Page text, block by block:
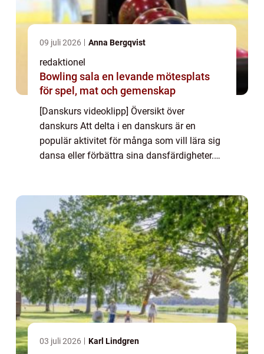
09 juli 2026 Anna Bergqvist
redaktionel
Bowling sala en levande mötesplats
för spel, mat och gemenskap
[Danskurs videoklipp] Översikt över
danskurs Att delta i en danskurs är en
populär aktivitet för många som vill lära sig
dansa eller förbättra sina dansfärdigheter.
andra orga...
03 juli 2026 Karl Lindgren